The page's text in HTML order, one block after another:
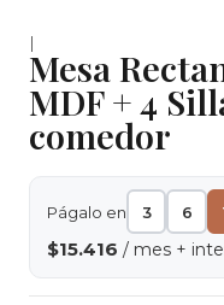
|
Mesa
MDF + 4
comedor
Págalo en 3 6
$15.416 / mes +